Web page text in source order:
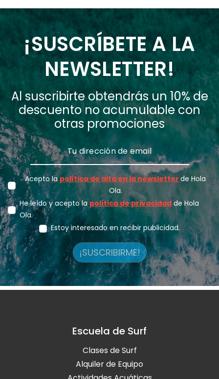
¡SUSCRÍBETE A LA
NEWSLETTER!
Al suscribirte obtendrás un 10% de
descuento no acumulable con
otras promociones
Acepto lapolítica de alta en la newsletter de Hola
Ola.
He leído y acepto lapolítica de privacidadde Hola
Ola.
Estoy interesado en recibir publicidad.
¡SUSCRIBIRME!
Escuela de Surf
Clases de Surf
Alquiler de Equipo